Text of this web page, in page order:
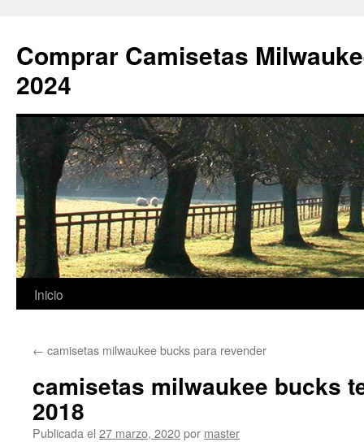
Comprar Camisetas
2024
Saltar
contenido
Inicio
← camisetas milwaukee bucks para revender
camisetas milwaukee bucks
2018
Publicada el 27 marzo, 2020por master